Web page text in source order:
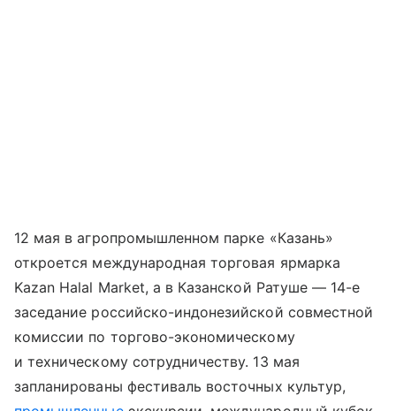
12 мая в агропромышленном парке «Казань»
откроется международная торговая ярмарка
Kazan Halal Market, а в Казанской Ратуше — 14-е
заседание российско-индонезийской совместной
комиссии по торгово-экономическому
и техническому сотрудничеству. 13 мая
запланированы фестиваль восточных культур,